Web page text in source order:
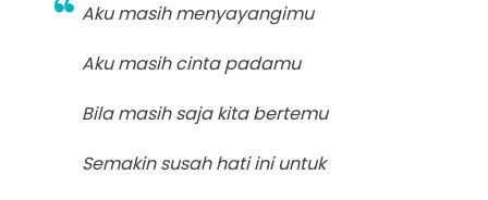
Aku masih menyayangimu
Aku masih cinta padamu
Bila masih saja kita bertemu
Semakin susah hati ini untuk